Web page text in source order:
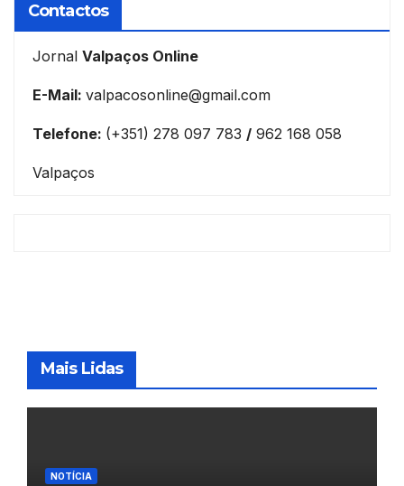
Contactos
Jornal Valpaços Online
E-Mail: valpacosonline@gmail.com
Telefone: (+351) 278 097 783 / 962 168 058
Valpaços
Mais Lidas
NOTÍCIA